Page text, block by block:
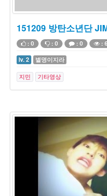
151209 방탄소년단
: 0 : 0 : 0
:
lv. 2
별명이지라
지민 기타영상